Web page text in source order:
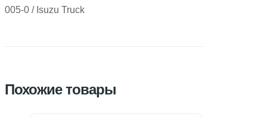
005-0 / Isuzu Truck
Похожие товары